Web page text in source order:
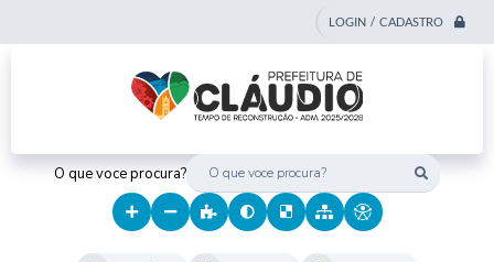
LOGIN / CADASTRO
O que voce procura?